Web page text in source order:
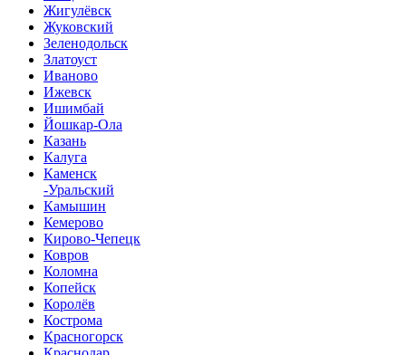
Жигулёвск
Жуковский
Зеленодольск
Златоуст
Иваново
Ижевск
Ишимбай
Йошкар-Ола
Казань
Калуга
Каменск
-Уральский
Камышин
Кемерово
Кирово-Чепецк
Ковров
Коломна
Копейск
Королёв
Кострома
Красногорск